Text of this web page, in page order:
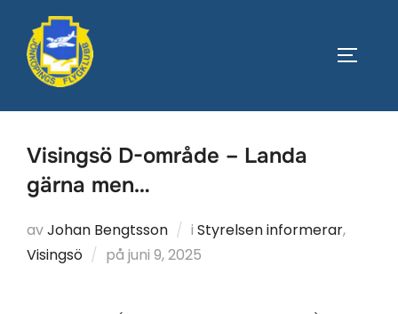
innehåll
SLÅ
Visingsö D-område – Landa
gärna men…
avJohan Bengtsson i Styrelsen informerar,
Visingsö
på Publicerat
juni 9, 2025